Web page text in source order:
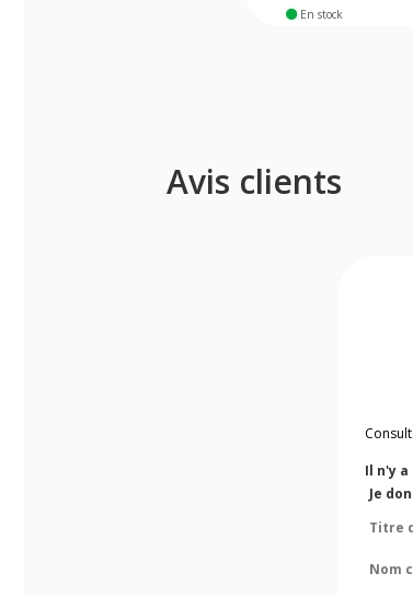
En stock
Avis clients
Il n'y
Je
Titre
Nom